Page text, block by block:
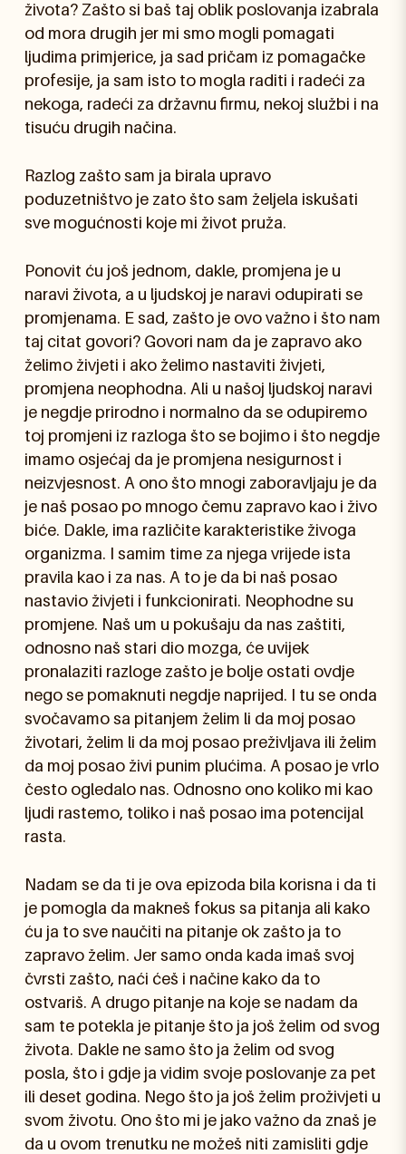
života? Zašto si baš taj oblik poslovanja izabrala
od mora drugih jer mi smo mogli pomagati
ljudima primjerice, ja sad pričam iz pomagačke
profesije, ja sam isto to mogla raditi i radeći za
nekoga, radeći za državnu firmu, nekoj službi i na
tisuću drugih načina.
Razlog zašto sam ja birala upravo
poduzetništvo je zato što sam željela iskušati
sve mogućnosti koje mi život pruža.
Ponovit ću još jednom, dakle, promjena je u
naravi života, a u ljudskoj je naravi odupirati se
promjenama. E sad, zašto je ovo važno i što nam
taj citat govori? Govori nam da je zapravo ako
želimo živjeti i ako želimo nastaviti živjeti,
promjena neophodna. Ali u našoj ljudskoj naravi
je negdje prirodno i normalno da se odupiremo
toj promjeni iz razloga što se bojimo i što negdje
imamo osjećaj da je promjena nesigurnost i
neizvjesnost. A ono što mnogi zaboravljaju je da
je naš posao po mnogo čemu zapravo kao i živo
biće. Dakle, ima različite karakteristike živoga
organizma. I samim time za njega vrijede ista
pravila kao i za nas. A to je da bi naš posao
nastavio živjeti i funkcionirati. Neophodne su
promjene. Naš um u pokušaju da nas zaštiti,
odnosno naš stari dio mozga, će uvijek
pronalaziti razloge zašto je bolje ostati ovdje
nego se pomaknuti negdje naprijed. I tu se onda
svočavamo sa pitanjem želim li da moj posao
životari, želim li da moj posao preživljava ili želim
da moj posao živi punim plućima. A posao je vrlo
često ogledalo nas. Odnosno ono koliko mi kao
ljudi rastemo, toliko i naš posao ima potencijal
rasta.
Nadam se da ti je ova epizoda bila korisna i da ti
je pomogla da makneš fokus sa pitanja ali kako
ću ja to sve naučiti na pitanje ok zašto ja to
zapravo želim. Jer samo onda kada imaš svoj
čvrsti zašto, naći ćeš i načine kako da to
ostvariš. A drugo pitanje na koje se nadam da
sam te potekla je pitanje što ja još želim od svog
života. Dakle ne samo što ja želim od svog
posla, što i gdje ja vidim svoje poslovanje za pet
ili deset godina. Nego što ja još želim proživjeti u
svom životu. Ono što mi je jako važno da znaš je
da u ovom trenutku ne možeš niti zamisliti gdje